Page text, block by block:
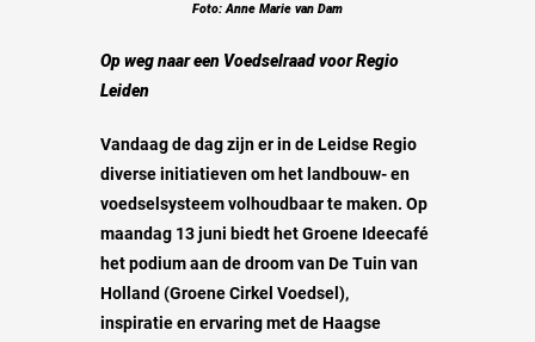
Foto: Anne Marie van Dam
Op weg naar een Voedselraad voor Regio
Leiden
Vandaag de dag zijn er in de Leidse Regio
diverse initiatieven om het landbouw- en
voedselsysteem volhoudbaar te maken. Op
maandag 13 juni biedt het Groene Ideecafé
het podium aan de droom van De Tuin van
Holland (Groene Cirkel Voedsel),
inspiratieenervaring metde Haagse